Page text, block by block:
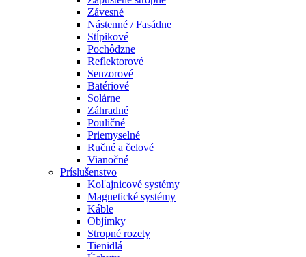
Závesné
Nástenné / Fasádne
Stĺpikové
Pochôdzne
Reflektorové
Senzorové
Batériové
Solárne
Záhradné
Pouličné
Priemyselné
Ručné a čelové
Vianočné
Príslušenstvo
Koľajnicové systémy
Magnetické systémy
Káble
Objímky
Stropné rozety
Tienidlá